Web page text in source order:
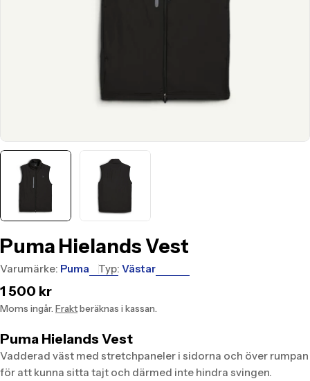
Puma Hielands Vest
Varumärke: Puma Typ: Västar
Translation
missing:
1 500 kr
Moms ingår. Fraktberäknas i kassan.
Puma Hielands Vest
Vadderad väst med stretchpaneler i sidorna och över rumpan
för att kunna sitta tajt och därmed inte hindra svingen.